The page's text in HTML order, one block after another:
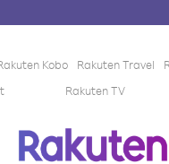
Kobo Rakuten Travel
Rakuten TV